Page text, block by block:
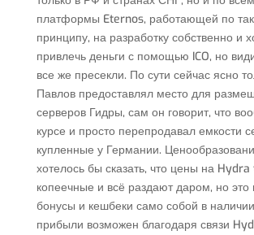
платформы Eternos, работающей по
принципу, на разработку собственно и
привлечь деньги с помощью ICO, но
все же пресекли. По сути сейчас ясно
Павлов предоставлял место для
серверов Гидры, сам он говорит, что
курсе и просто перепродавал емкости
купленные у Германии.
хотелось бы сказать, что цены на
копеечные и всё раздают даром, но это
бонусы и кешбеки само собой в
прибыли возможен благодаря связи